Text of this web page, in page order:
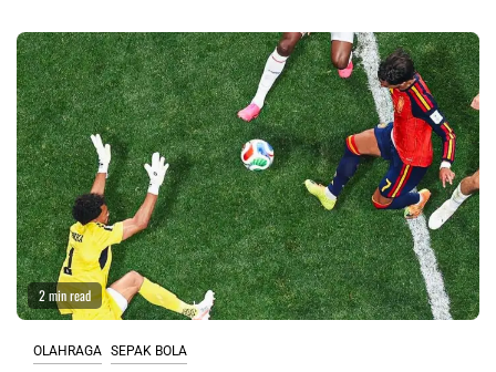
2 min read
OLAHRAGA SEPAK BOLA